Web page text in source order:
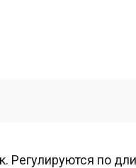
Регулируются по